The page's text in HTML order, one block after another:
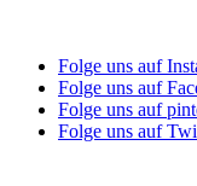
Folge uns auf
Folge uns auf
Folge uns auf
Folge uns auf